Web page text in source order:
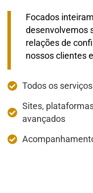
Focados
desenvolvemos
relações de
nossos clientes
Todos os
Sites,
avançados